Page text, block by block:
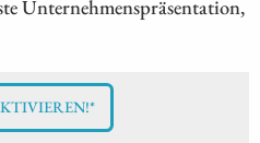
Unternehmenspräsentation,